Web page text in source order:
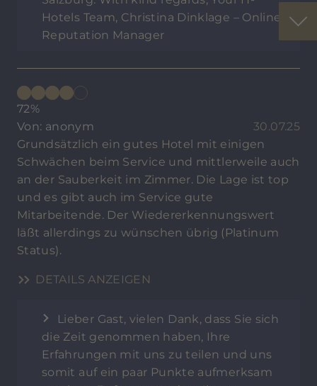
Hotels Team, Christina Dinklage – Online
Reputation Manager
72%
Von: anonym
30.07.25
Grundsätzlich ein gutes Hotel mit einigen
Schwächen beim Service und mittlerweile auch
an der Sauberkeit im Zimmer. Die Lage ist top
und es gibt auch im Service gute
Mitarbeitende. Der Wiedererkennungswert
läßt allerdings zu wünschen übrig (Platinum
Status).
DETAILS ANZEIGEN
Lieber Gast, vielen Dank, dass Sie sich
die Zeit genommen haben, Ihre
Erfahrungen mit uns zu teilen und uns
somit auf ein paar Punkte aufmerksam